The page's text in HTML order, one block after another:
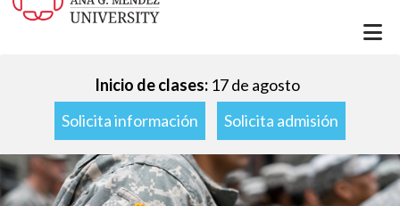
Inicio de clases: 17 de agosto
Solicita información
Solicita admisión